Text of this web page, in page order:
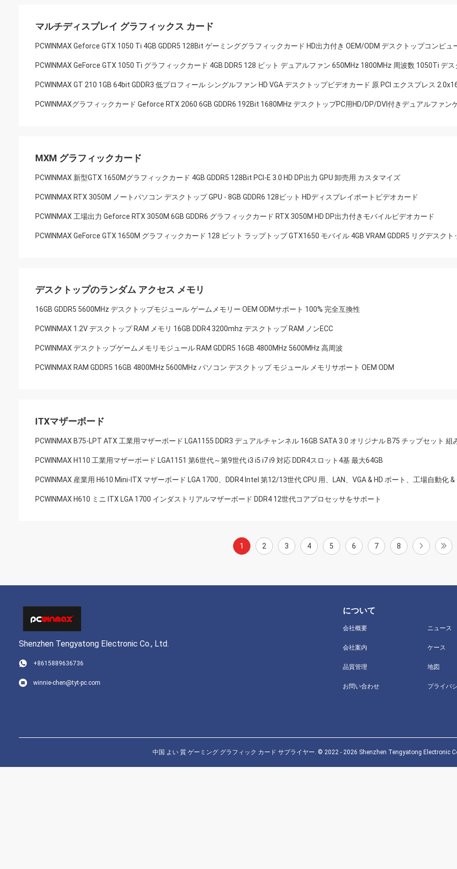
マルチディスプレイ グラフィックス カード
PCWINMAX Geforce GTX 1050 Ti 4GB GDDR5 128Bit ゲーミンググラフィックカード HD出力付き OEM/ODM デスクトップコンピュ
PCWINMAX GeForce GTX 1050 Ti グラフィックカード 4GB DDR5 128 ビット デュアルファン 650MHz 1800MHz 周波数 1050Ti デス
PCWINMAX GT 210 1GB 64bit GDDR3 低プロフィール シングルファン HD VGA デスクトップビデオカード 原 PCI エクスプレス
PCWINMAXグラフィックカード Geforce RTX 2060 6GB GDDR6 192Bit 1680MHz デスクトップPC用HD/DP/DVI付きデュアルファン
MXM グラフィックカード
PCWINMAX 新型GTX 1650Mグラフィックカード 4GB GDDR5 128Bit PCI-E 3.0 HD DP出力 GPU 卸売用 カスタマイズ
PCWINMAX RTX 3050M ノートパソコン デスクトップ GPU - 8GB GDDR6 128ビット HDディスプレイポートビデオカード
PCWINMAX 工場出力 Geforce RTX 3050M 6GB GDDR6 グラフィックカード RTX 3050M HD DP出力付きモバイルビデオカード
PCWINMAX GeForce GTX 1650M グラフィックカード 128 ビット ラップトップ GTX1650 モバイル 4GB VRAM GDDR5 リグデスクト
デスクトップのランダム アクセス メモリ
16GB GDDR5 5600MHz デスクトップモジュール ゲームメモリー OEM ODMサポート 100% 完全互換性
PCWINMAX 1.2V デスクトップ RAM メモリ 16GB DDR4 3200mhz デスクトップ RAM ノンECC
PCWINMAX デスクトップゲームメモリモジュール RAM GDDR5 16GB 4800MHz 5600MHz 高周波
PCWINMAX RAM GDDR5 16GB 4800MHz 5600MHz パソコン デスクトップ モジュール メモリサポート OEM ODM
ITXマザーボード
PCWINMAX B75-LPT ATX 工業用マザーボード LGA1155 DDR3 デュアルチャンネル 16GB SATA 3.0 オリジナル B75 チップセット 組
PCWINMAX H110 工業用マザーボード LGA1151 第6世代～第9世代 i3 i5 i7 i9 対応 DDR4スロット4基 最大64GB
PCWINMAX 産業用 H610 Mini-ITX マザーボード LGA 1700、DDR4 Intel 第12/13世代 CPU 用、LAN、VGA & HD ポート、工場自動化
PCWINMAX H610 ミニ ITX LGA 1700 インダストリアルマザーボード DDR4 12世代コアプロセッサをサポート
1 2 3 4 5 6 7 8
Shenzhen Tengyatong Electronic Co., Ltd.
+8615889636736
winnie-chen@tyt-pc.com
について
会社概要
会社案内
品質管理
お問い合わせ
ニュース
ケース
地図
プライバ
中国 よい 質 ゲーミング グラフィック カード サプライヤー. © 2022 - 2026 Shenzhen Tengyatong Electronic